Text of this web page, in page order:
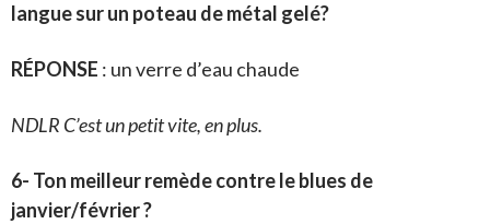
langue sur un poteau de métal gelé?
RÉPONSE : un verre d’eau chaude
NDLR C’est un petit vite, en plus.
6- Ton meilleur remède contre le blues de
janvier/février ?